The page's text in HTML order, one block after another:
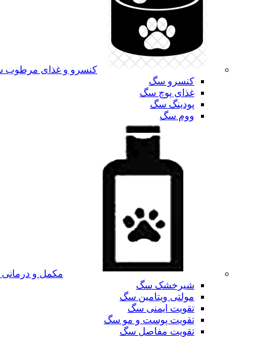
کنسرو و غذای
کنسرو سگ
غذای پوچ سگ
پودینگ سگ
ووم سگ
مکمل و
شیرخشک سگ
مولتی ویتامین سگ
تقویت ایمنی سگ
تقویت پوست و مو سگ
تقویت مفاصل سگ